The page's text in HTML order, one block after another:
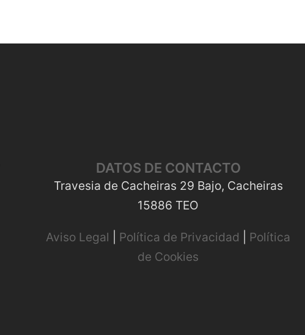
DATOS DE CONTACTO
Travesia de Cacheiras 29 Bajo, Cacheiras
15886 TEO
Aviso Legal Política de Privacidad
Política
de Cookies